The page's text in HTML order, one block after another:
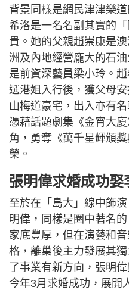
背景同樣是網民津津樂
希洛是一名名副其實的
貴。她的父親趙崇康是
洲及內地經營龐大的石
是前資深藝員梁小玲。
選港姐入行後，獲父母
山梅道豪宅，出入亦有
憑藉話題劇集《金宵大
角，勇奪《萬千星輝頒
榮。
張明偉求婚成功娶
至於在「島大」線中飾
明偉，同樣是圈中著名
家底豐厚，但在演藝和
格，離巢後主力發展其
了事業有新方向，張明
今年3月求婚成功，展開